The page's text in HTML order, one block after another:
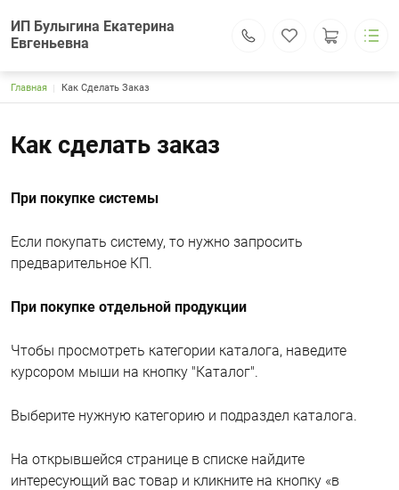
Контакты
+7 (995) 797-84-35
+7 (905) 140-50-65
ИП Булыгина Екатерина
Евгеньевна
Строка навигации
Главная Как Сделать Заказ
Как сделать заказ
При покупке системы
Если покупать систему, то нужно запросить
предварительное КП.
При покупке отдельной продукции
Чтобы просмотреть категории каталога, наведите
курсором мыши на кнопку "Каталог".
Выберите нужную категорию и подраздел каталога.
На открывшейся странице в списке найдите
интересующий вас товар и кликните на кнопку «в